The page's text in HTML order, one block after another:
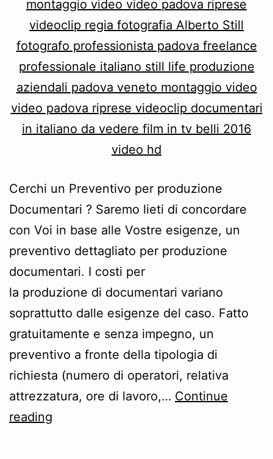
Cerchi un Preventivo per produzione
Documentari ? Saremo lieti di concordare
con Voi in base alle Vostre esigenze, un
preventivo dettagliato per produzione
documentari. I costi per
la produzione di documentari variano
soprattutto dalle esigenze del caso. Fatto
gratuitamente e senza impegno, un
preventivo a fronte della tipologia di
richiesta (numero di operatori, relativa
attrezzatura, ore di lavoro,… Continue
reading